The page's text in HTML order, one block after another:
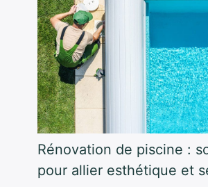
Rénovation de piscine :
pour allier esthétique et